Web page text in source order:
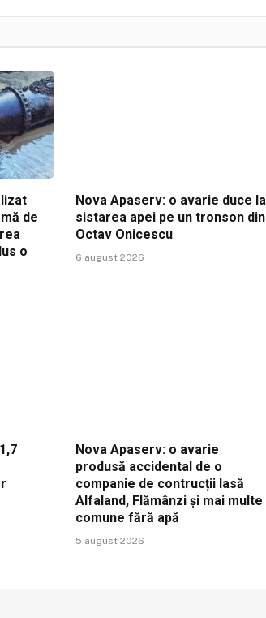
de
o
Nova Apaserv: o avarie duce la
sistarea apei pe un tronson din
Octav Onicescu
6 august 2026
Nova Apaserv: o avarie
produsă accidental de o
companie de contrucții lasă
Alfaland, Flămânzi și mai multe
comune fără apă
5 august 2026